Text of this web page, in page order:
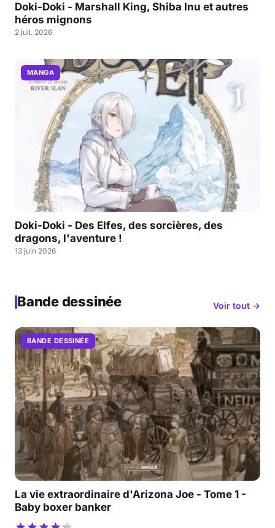
Doki-Doki - Marshall King, Shiba Inu et autres
héros mignons
2 juil. 2026
MANGA
Doki-Doki - Des Elfes, des sorcières, des
dragons, l'aventure !
13 juin 2026
Bande dessinée Voir tout →
BANDE DESSINÉE
La vie extraordinaire d'Arizona Joe - Tome 1 -
Baby boxer banker